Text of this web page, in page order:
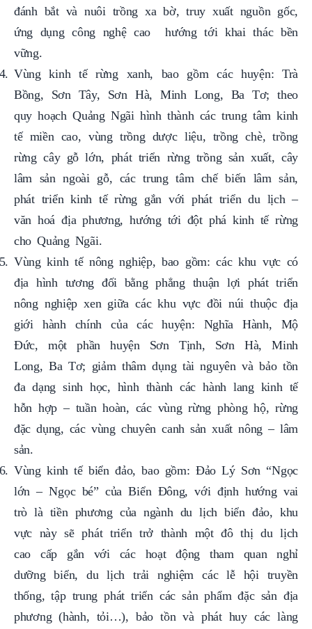
ứng dụng công nghệ cao hướng tới khai thác bền
vững.
Vùng kinh tế rừng xanh, bao gồm các huyện: Trà
Bồng, Sơn Tây, Sơn Hà, Minh Long, Ba Tơ; theo
quy hoạch Quảng Ngãi hình thành các trung tâm kinh
tế miền cao, vùng trồng dược liệu, trồng chè, trồng
rừng cây gỗ lớn, phát triển rừng trồng sản xuất, cây
lâm sản ngoài gỗ, các trung tâm chế biến lâm sản,
phát triển kinh tế rừng gắn với phát triển du lịch –
văn hoá địa phương, hướng tới đột phá kinh tế rừng
cho Quảng Ngãi.
Vùng kinh tế nông nghiệp, bao gồm: các khu vực có
địa hình tương đối bằng phẳng thuận lợi phát triển
nông nghiệp xen giữa các khu vực đồi núi thuộc địa
giới hành chính của các huyện: Nghĩa Hành, Mộ
Đức, một phần huyện Sơn Tịnh, Sơn Hà, Minh
Long, Ba Tơ; giảm thâm dụng tài nguyên và bảo tồn
đa dạng sinh học, hình thành các hành lang kinh tế
hỗn hợp – tuần hoàn, các vùng rừng phòng hộ, rừng
đặc dụng, các vùng chuyên canh sản xuất nông – lâm
sản.
Vùng kinh tế biển đảo, bao gồm: Đảo Lý Sơn “Ngọc
lớn – Ngọc bé” của Biển Đông, với định hướng vai
trò là tiền phương của ngành du lịch biển đảo, khu
vực này sẽ phát triển trở thành một đô thị du lịch
cao cấp gắn với các hoạt động tham quan nghỉ
dưỡng biển, du lịch trải nghiệm các lễ hội truyền
thống, tập trung phát triển các sản phẩm đặc sản địa
phương (hành, tỏi…), bảo tồn và phát huy các làng
chài.